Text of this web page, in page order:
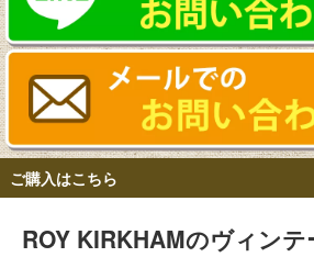
ご購入はこちら
ROY KIRKHAMのヴィンテ